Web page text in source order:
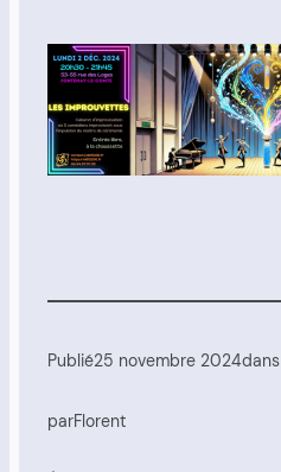
Publié25 novembre 2024dans
parFlorent